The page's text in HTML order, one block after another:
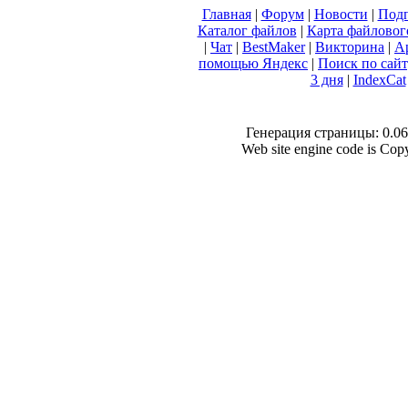
Главная| Форум| Новости |
Каталог файлов | Карта
| Чат | BestMaker| Викторина |
помощью Яндекс | Поиск по
3 дня| IndexCat
Генерация страницы:
Web site engine code is